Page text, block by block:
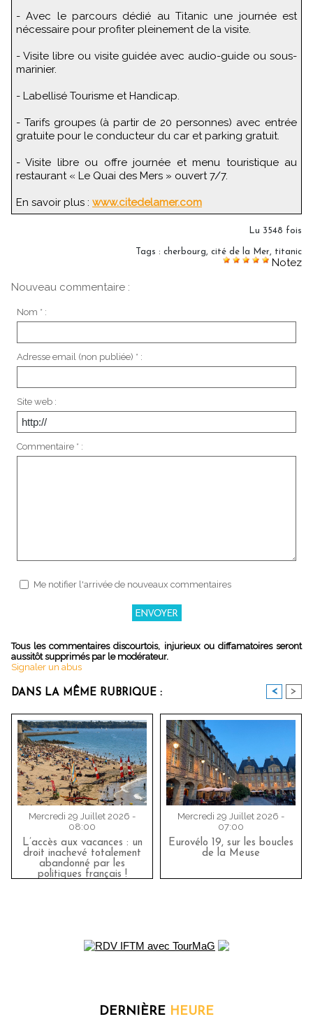
- Avec le parcours dédié au Titanic une journée est
nécessaire pour profiter pleinement de la visite.
- Visite libre ou visite guidée avec audio-guide ou sous-
marinier.
- Labellisé Tourisme et Handicap.
- Tarifs groupes (à partir de 20 personnes) avec entrée
gratuite pour le conducteur du car et parking gratuit.
- Visite libre ou offre journée et menu touristique au
restaurant « Le Quai des Mers » ouvert 7/7.
En savoir plus : www.citedelamer.com
Lu 3548 fois
Tags : cherbourg, cité de la Mer, titanic
Notez
Nouveau commentaire :
Nom * :
Adresse email (non publiée) * :
Site web :
Commentaire * :
Me notifier l'arrivée de nouveaux commentaires
Tous les commentaires discourtois, injurieux ou diffamatoires seront
aussitôt supprimés par le modérateur.
Signaler un abus
DANS LA MÊME RUBRIQUE : < >
Mercredi 29 Juillet 2026 -
08:00
L’accès aux vacances : un
droit inachevé totalement
abandonné par les
politiques français !
Mercredi 29 Juillet 2026 -
07:00
Eurovélo 19, sur les boucles
de la Meuse
DERNIÈRE HEURE